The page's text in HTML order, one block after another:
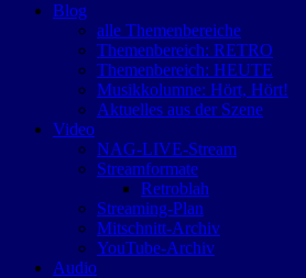
Blog
alle Themenbereiche
Themenbereich: RETRO
Themenbereich: HEUTE
Musikkolumne: Hört, Hört!
Aktuelles aus der Szene
Video
NAG-LIVE-Stream
Streamformate
Retroblah
Streaming-Plan
Mitschnitt-Archiv
YouTube-Archiv
Audio